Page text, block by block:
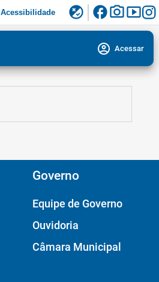
Acessibilidade flaky facebookphoto_camerasmart_display
account_circle Acessar
Governo
Equipe de Governo
Ouvidoria
Câmara Municipal